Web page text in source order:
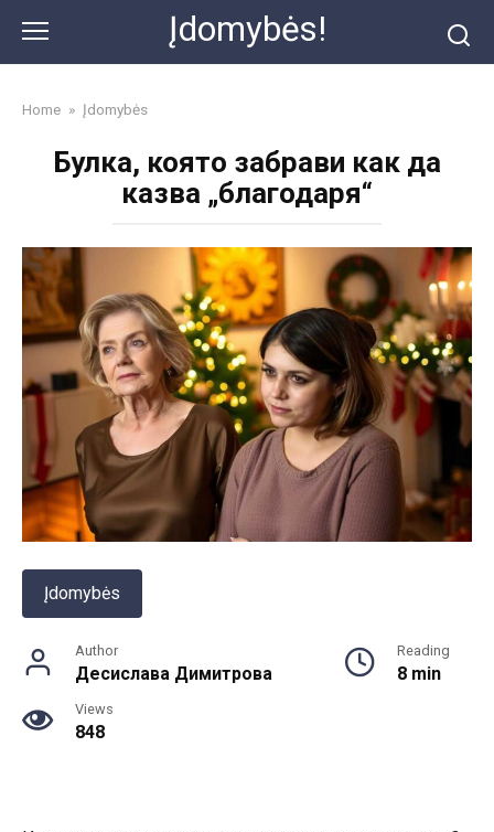
content
Įdomybės!
Home » Įdomybės
Булка, която забрави как да
казва „благодаря“
Įdomybės
Author
Десислава Димитрова
Reading
8 min
Views
848